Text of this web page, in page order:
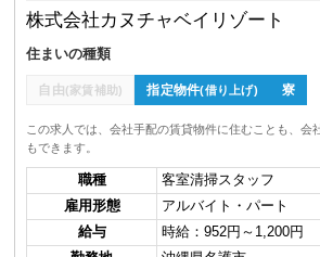
株式会社カヌチャベイリゾート
住まいの種類
自由(家賃補助) 指定物件(借り上げ) 寮
この求人では、会社手配の賃貸物件に住むことも、会
もできます。
職種
客室清掃スタッフ
雇用形態
アルバイト・パート
給与
時給：952円～1,200円